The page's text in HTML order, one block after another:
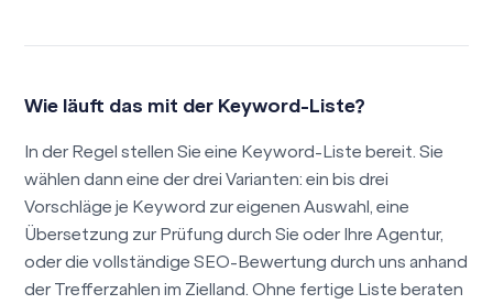
Wie läuft das mit der Keyword-Liste?
In der Regel stellen Sie eine Keyword-Liste bereit. Sie
wählen dann eine der drei Varianten: ein bis drei
Vorschläge je Keyword zur eigenen Auswahl, eine
Übersetzung zur Prüfung durch Sie oder Ihre Agentur,
oder die vollständige SEO-Bewertung durch uns anhand
der Trefferzahlen im Zielland. Ohne fertige Liste beraten